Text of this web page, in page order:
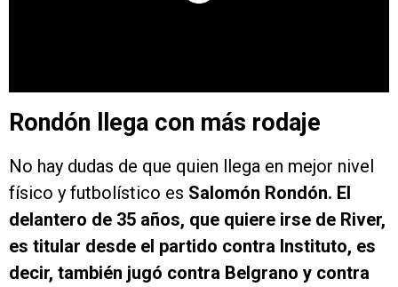
Rondón llega con más rodaje
No hay dudas de que quien llega en mejor nivel
físico y futbolístico es Salomón Rondón. El
delantero de 35 años, que quiere irse de River,
es titular desde el partido contra Instituto, es
decir, también jugó contra Belgrano y contra